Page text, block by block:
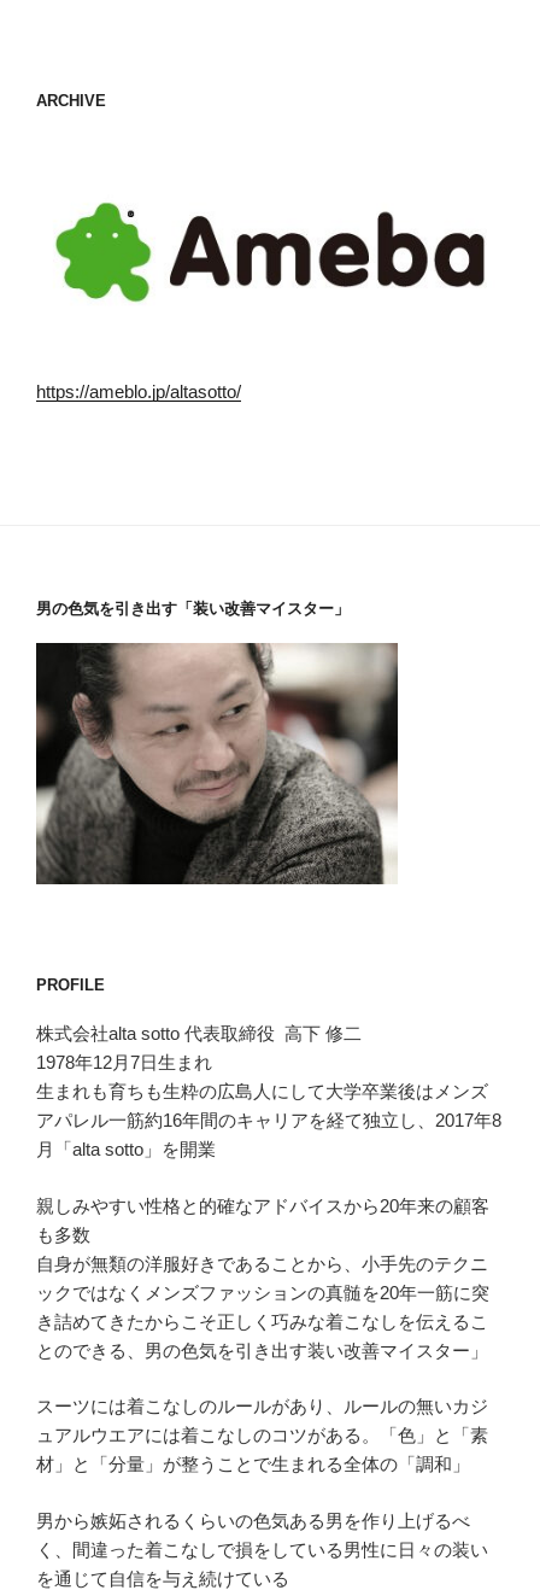
ARCHIVE
https://ameblo.jp/altasotto/
男の色気を引き出す「装い改善マイスター」
PROFILE
株式会社alta sotto 代表取締役 高下 修二
1978年12月7日生まれ
生まれも育ちも生粋の広島人にして大学卒業後はメンズ
アパレル一筋約16年間のキャリアを経て独立し、2017年8
月「alta sotto」を開業
親しみやすい性格と的確なアドバイスから20年来の顧客
も多数
自身が無類の洋服好きであることから、小手先のテクニ
ックではなくメンズファッションの真髄を20年一筋に突
き詰めてきたからこそ正しく巧みな着こなしを伝えるこ
とのできる、男の色気を引き出す装い改善マイスター」
スーツには着こなしのルールがあり、ルールの無いカジ
ュアルウエアには着こなしのコツがある。「色」と「素
材」と「分量」が整うことで生まれる全体の「調和」
男から嫉妬されるくらいの色気ある男を作り上げるべ
く、間違った着こなしで損をしている男性に日々の装い
を通じて自信を与え続けている